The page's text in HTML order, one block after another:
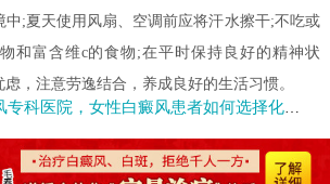
中;夏天使用风扇、空调前应将汗水擦干;不吃或
和富含维c的食物;在平时保持良好的精神状
，注意劳逸结合，养成良好的生活习惯。
科医院，女性白癜风患者如何选择化妆品